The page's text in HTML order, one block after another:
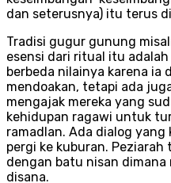
dan seterusnya) itu terus
Tradisi gugur gunung
esensi dari ritual itu
berbeda nilainya karena ia
mendoakan, tetapi ada
mengajak mereka yang
kehidupan ragawi untuk
ramadlan. Ada dialog
pergi ke kuburan.
dengan batu nisan
disana.